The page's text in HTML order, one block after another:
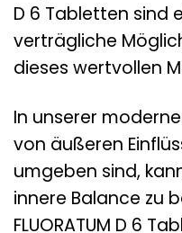
D 6 Tabletten sind
verträgliche
dieses wertvollen
In unserer
von äußeren
umgeben sind,
innere Balance zu
FLUORATUM D 6